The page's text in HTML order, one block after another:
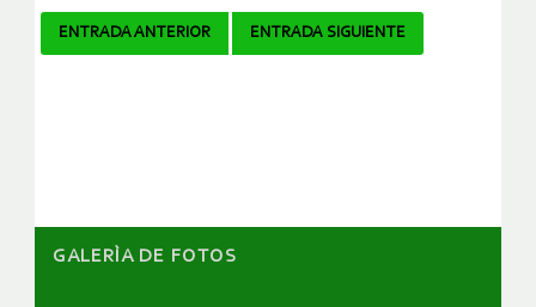
Navegador
ENTRADA ANTERIOR ENTRADA SIGUIENTE
GALERÌA DE FOTOS